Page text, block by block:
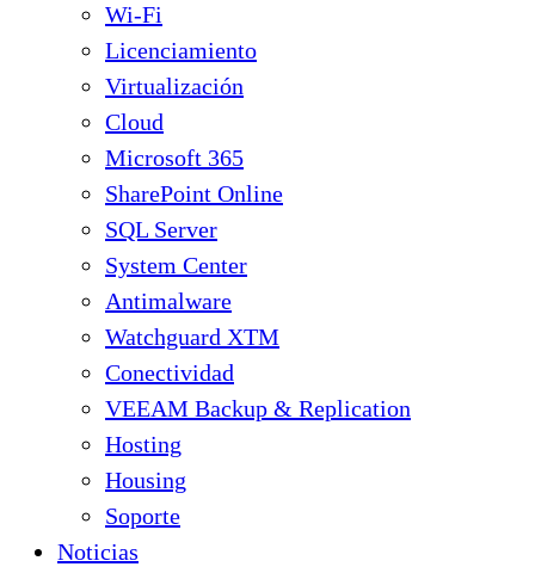
Wi-Fi
Licenciamiento
Virtualización
Cloud
Microsoft 365
SharePoint Online
SQL Server
System Center
Antimalware
Watchguard XTM
Conectividad
VEEAM Backup & Replication
Hosting
Housing
Soporte
Noticias